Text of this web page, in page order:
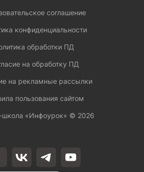
соглашение
конфиденциальности
обработки ПД
на обработку ПД
на рекламные рассылки
пользования сайтом
школа «Инфоурок» © 2026